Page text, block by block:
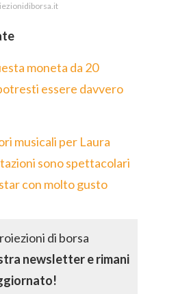
moneta da 20
essere davvero
musicali per Laura
sono spettacolari
con molto gusto
newsletter e rimani